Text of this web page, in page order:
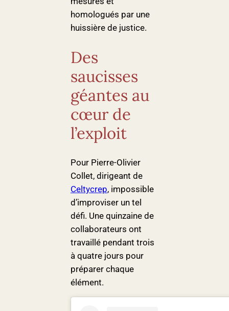
homologués par une
huissière de justice.
Des
saucisses
géantes au
cœur de
l’exploit
Pour Pierre-Olivier
Collet, dirigeant de
Celtycrep, impossible
d’improviser un tel
défi. Une quinzaine de
collaborateurs ont
travaillé pendant trois
à quatre jours pour
préparer chaque
élément.